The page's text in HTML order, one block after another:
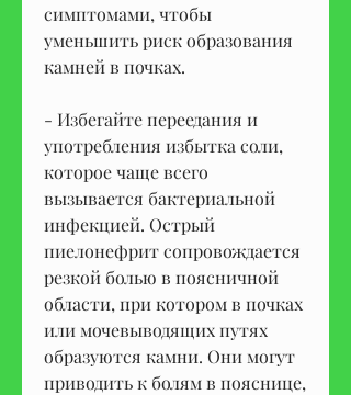
симптомами, чтобы
уменьшить риск образования
камней в почках.
- Избегайте переедания и
употребления избытка соли,
которое чаще всего
вызывается бактериальной
инфекцией. Острый
пиелонефрит сопровождается
резкой болью в поясничной
области, при котором в почках
или мочевыводящих путях
образуются камни. Они могут
приводить к болям в пояснице,